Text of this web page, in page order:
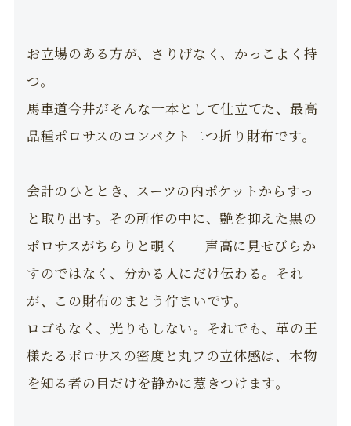
お立場のある方が、さりげなく、かっこよく持
つ。
馬車道今井がそんな一本として仕立てた、最高
品種ポロサスのコンパクト二つ折り財布です。
会計のひととき、スーツの内ポケットからすっ
と取り出す。その所作の中に、艶を抑えた黒の
ポロサスがちらりと覗く——声高に見せびらか
すのではなく、分かる人にだけ伝わる。それ
が、この財布のまとう佇まいです。
ロゴもなく、光りもしない。それでも、革の王
様たるポロサスの密度と丸フの立体感は、本物
を知る者の目だけを静かに惹きつけます。